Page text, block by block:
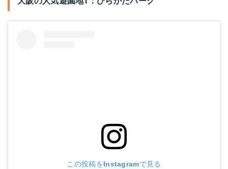
この投稿をInstagramで見る